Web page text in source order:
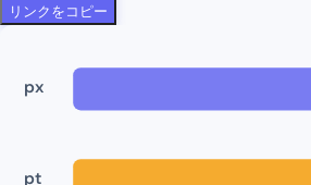
リンクをコピー
px
pt